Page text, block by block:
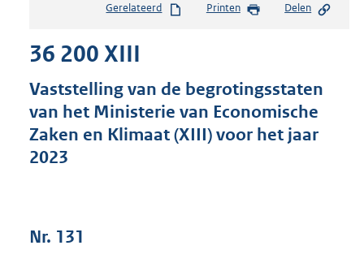
s
s
g
r
Gerelateerd Printen Delen
36 200 XIII
Vaststelling van de begrotingsstaten
van het Ministerie van Economische
Zaken en Klimaat (XIII) voor het jaar
2023
Nr. 131